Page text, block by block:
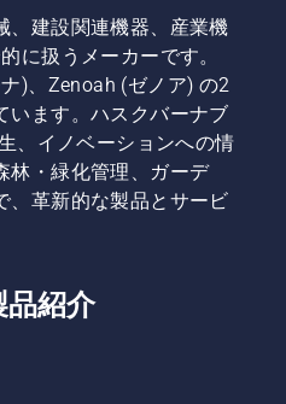
、建設関連機器、産業機
に扱うメーカーです。
)、Zenoah (ゼノア) の2
います。ハスクバーナブ
、イノベーションへの情
林・緑化管理、ガーデ
、革新的な製品とサービ
紹介